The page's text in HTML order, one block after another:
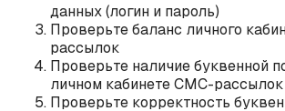
данных (логин и пароль)
Проверьте баланс личного
рассылок
Проверьте наличие буквенной
личном кабинете СМС-рассылок
Проверьте корректность